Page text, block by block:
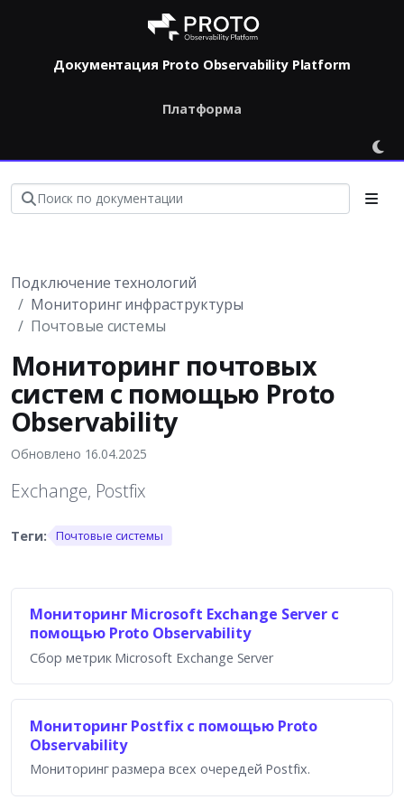
Документация Proto Observability Platform
Платформа
Подключение технологий
Мониторинг инфраструктуры
Почтовые системы
Мониторинг почтовых
систем с помощью Proto
Observability
Обновлено 16.04.2025
Exchange, Postfix
Почтовые системы
Мониторинг Microsoft Exchange Server с
помощью Proto Observability
Сбор метрик Microsoft Exchange Server
Мониторинг Postfix с помощью Proto
Observability
Мониторинг размера всех очередей Postfix.